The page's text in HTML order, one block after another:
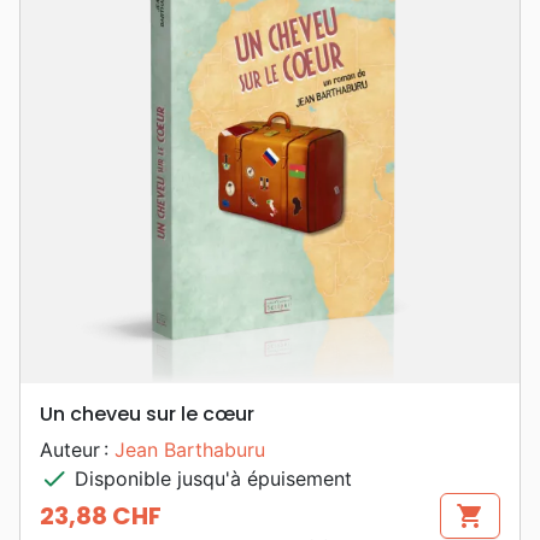
Un cheveu sur le cœur
Auteur : Jean Barthaburu
check Disponible jusqu'à épuisement
Prix
23,88 CHF shopping_cart